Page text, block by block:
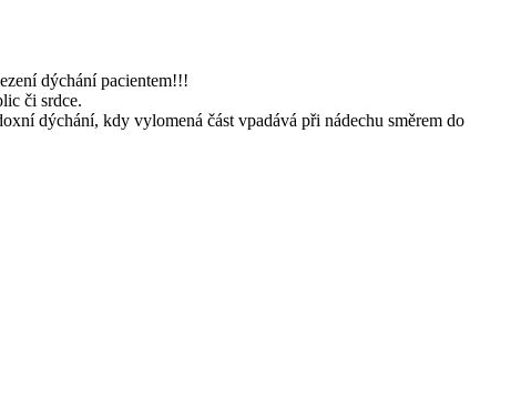
dýchání pacientem!!!
či srdce.
dýchání, kdy vylomená část vpadává při nádechu směrem do